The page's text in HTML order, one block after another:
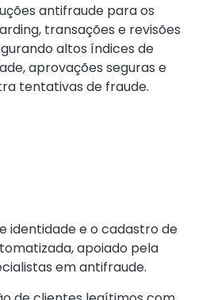
antifraude para os
transações e revisões
altos índices de
aprovações seguras e
tentativas de fraude.
identidade e o cadastro de
apoiado pela
em antifraude.